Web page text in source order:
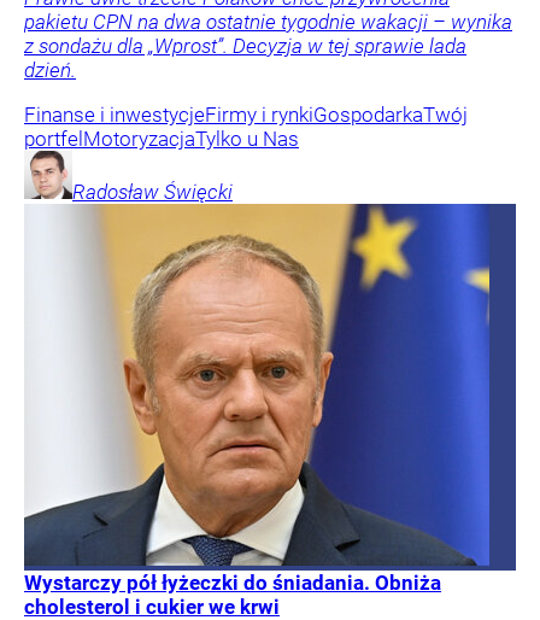
pakietu CPN na dwa ostatnie tygodnie wakacji – wynika
z sondażu dla „Wprost”. Decyzja w tej sprawie lada
dzień.
Finanse i inwestycjeFirmy i rynkiGospodarkaTwój
portfelMotoryzacjaTylko u Nas
Radosław Święcki
Wystarczy pół łyżeczki do śniadania. Obniża
cholesterol i cukier we krwi